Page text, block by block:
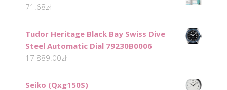
71.68zł
Tudor Heritage Black Bay Swiss Dive
Steel Automatic Dial 79230B0006
17 889.00zł
Seiko (Qxg150S)